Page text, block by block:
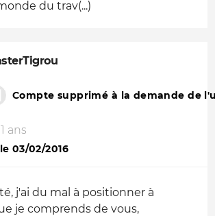
du trav(...)
Compte supprimé à la demande de
ans
03/02/2016
j'ai du mal à positionner à
je comprends de vous,